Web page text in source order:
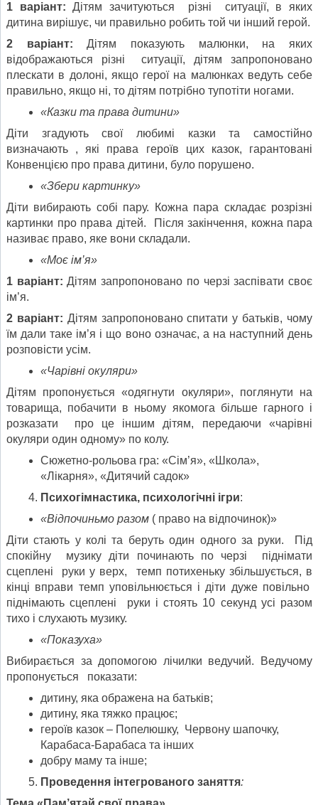
1 варіант: Дітям зачитуються різні ситуації, в яких
дитина вирішує, чи правильно робить той чи інший герой.
2 варіант: Дітям показують малюнки, на яких
відображаються різні ситуації, дітям запропоновано
плескати в долоні, якщо герої на малюнках ведуть себе
правильно, якщо ні, то дітям потрібно тупотіти ногами.
«Казки та права дитини»
Діти згадують свої любимі казки та самостійно
визначають , які права героїв цих казок, гарантовані
Конвенцією про права дитини, було порушено.
«Збери картинку»
Діти вибирають собі пару. Кожна пара складає розрізні
картинки про права дітей. Після закінчення, кожна пара
називає право, яке вони складали.
«Моє ім’я»
1 варіант: Дітям запропоновано по черзі заспівати своє
ім’я.
2 варіант: Дітям запропоновано спитати у батьків, чому
їм дали таке ім’я і що воно означає, а на наступний день
розповісти усім.
«Чарівні окуляри»
Дітям пропонується «одягнути окуляри», поглянути на
товарища, побачити в ньому якомога більше гарного і
розказати про це іншим дітям, передаючи «чарівні
окуляри один одному» по колу.
Сюжетно-рольова гра: «Сім’я», «Школа»,
«Лікарня», «Дитячий садок»
Психогімнастика, психологічні ігри:
«Відпочиньмо разом ( право на відпочинок)»
Діти стають у колі та беруть один одного за руки. Під
спокійну музику діти починають по черзі піднімати
сцеплені руки у верх, темп потихеньку збільшується, в
кінці вправи темп уповільнюється і діти дуже повільно
піднімають сцеплені руки і стоять 10 секунд усі разом
тихо і слухають музику.
«Показуха»
Вибирається за допомогою лічилки ведучий. Ведучому
пропонується показати:
дитину, яка ображена на батьків;
дитину, яка тяжко працює;
героїв казок – Попелюшку, Червону шапочку,
Карабаса-Барабаса та інших
добру маму та інше;
Проведення інтегрованого заняття: